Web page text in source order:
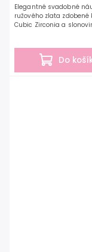
Do
Elegantné svadobné
ružového zlata
Cubic Zirconia a
starostlivo ručne